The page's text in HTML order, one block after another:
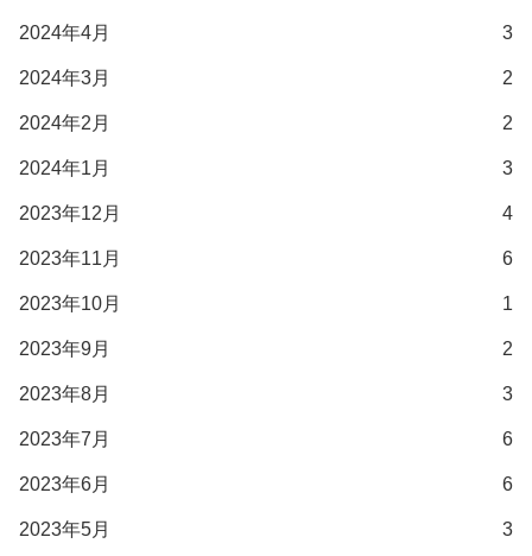
2024年4月 3
2024年3月 2
2024年2月 2
2024年1月 3
2023年12月 4
2023年11月 6
2023年10月 1
2023年9月 2
2023年8月 3
2023年7月 6
2023年6月 6
2023年5月 3